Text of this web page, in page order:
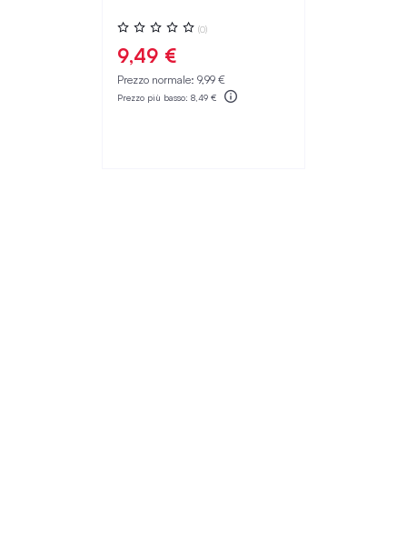
Valutazione:
0%
(0)
9,49 €
Prezzo normale: 9,99 €
Prezzo più basso: 8,49 €